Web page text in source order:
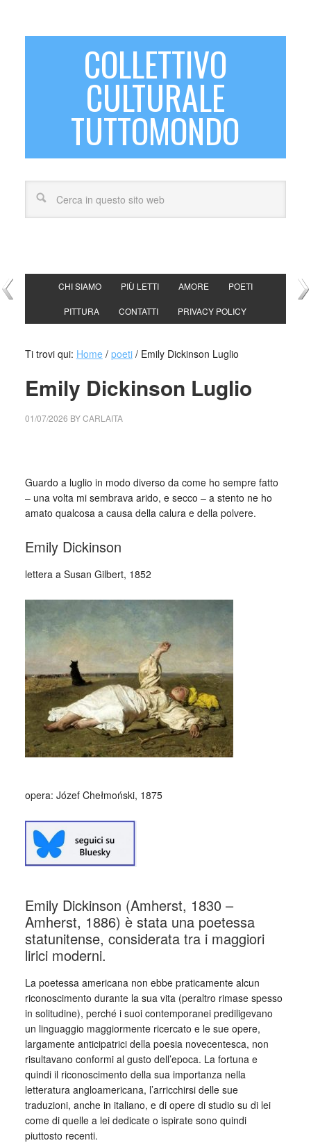
COLLETTIVO
CULTURALE
TUTTOMONDO
CHI SIAMO PIÙ LETTI AMORE POETI
PITTURA CONTATTI PRIVACY POLICY
Ti trovi qui: Home / poeti /Emily Dickinson Luglio
Emily Dickinson Luglio
01/07/2026 BYCARLAITA
Guardo a luglio in modo diverso da come ho sempre fatto
– una volta mi sembrava arido, e secco – a stento ne ho
amato qualcosa a causa della calura e della polvere.
Emily Dickinson
lettera a Susan Gilbert, 1852
opera: Józef Chełmoński, 1875
Emily Dickinson (Amherst, 1830 –
Amherst, 1886) è stata una poetessa
statunitense, considerata tra i maggiori
lirici moderni.
La poetessa americana non ebbe praticamente alcun
riconoscimento durante la sua vita (peraltro rimase spesso
in solitudine), perché i suoi contemporanei prediligevano
un linguaggio maggiormente ricercato e le sue opere,
largamente anticipatrici della poesia novecentesca, non
risultavano conformi al gusto dell’epoca. La fortuna e
quindi il riconoscimento della sua importanza nella
letteratura angloamericana, l’arricchirsi delle sue
traduzioni, anche in italiano, e di opere di studio su di lei
come di quelle a lei dedicate o ispirate sono quindi
piuttosto recenti.